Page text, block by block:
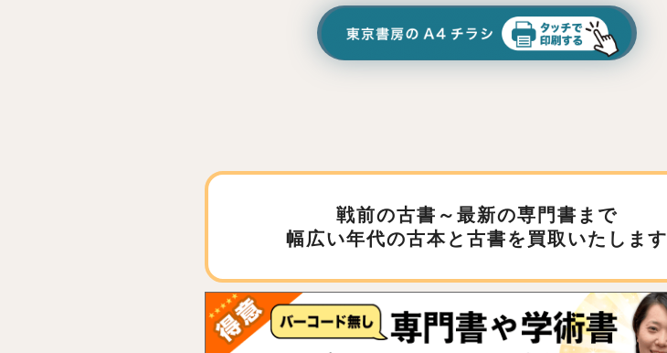
戦前の古書～最新の専門書まで
幅広い年代の古本と古書を買取いたします